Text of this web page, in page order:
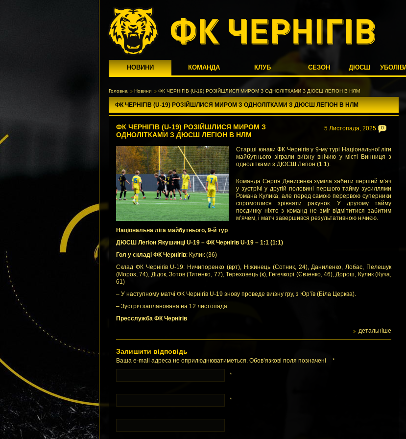
НОВИНИ КОМАНДА КЛУБ СЕЗОН ДЮСШ
Головна Новини ФК ЧЕРНІГІВ (U-19) РОЗІЙШЛИСЯ МИРОМ З ОДНОЛІТКАМИ З ДЮСШ ЛЕГІОН В НЛМ
ФК ЧЕРНІГІВ (U-19) РОЗІЙШЛИСЯ МИРОМ З ОДНОЛІТКАМИ З ДЮСШ ЛЕГІОН В НЛМ
0
5 Листопада, 2025
ФК ЧЕРНІГІВ (U-19) РОЗІЙШЛИСЯ МИРОМ З
ОДНОЛІТКАМИ З ДЮСШ ЛЕГІОН В НЛМ
Старші юнаки ФК Чернігів у 9-му турі Національної ліги
майбутнього зіграли виїзну внічию у місті Винниця з
однолітками з ДЮСШ Легіон (1:1).
Команда Сергія Денисенка зуміла забити перший м’яч
у зустрічі у другій половині першого тайму зусиллями
Романа Кулика, але перед самою перервою суперники
спромоглися зрівняти рахунок. У другому тайму
поєдинку ніхто з команд не зміг відмітитися забитим
м’ячем, і матч завершився результативною нічиєю.
Національна ліга майбутнього, 9-й тур
ДЮСШ Легіон Якушинці U-19 – ФК Чернігів U-19 – 1:1 (1:1)
Гол у складі ФК Чернігів: Кулик (36)
Склад ФК Чернігів U-19: Ничипоренко (врт), Ніжинець (Сотник, 24), Даниленко, Лобас, Пелешук
(Мороз, 74), Дідок, Зотов (Титенко, 77), Тереховець (к), Гегечкорі (Євченко, 46), Дорош, Кулик (Куча,
61)
– У наступному матчі ФК Чернігів U-19 знову проведе виїзну гру, з Юр’їв (Біла Церква).
– Зустріч запланована на 12 листопада.
Пресслужба ФК Чернігів
детальніше
Залишити відповідь
Ваша e-mail адреса не оприлюднюватиметься. Обов’язкові поля позначені *
*
*